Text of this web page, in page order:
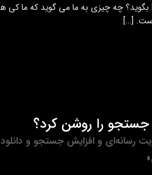
چه چیزی به ما می گوید که ما کی
[…]
را روشن کرد؟
رسانه‌ای و افزایش جستجو و